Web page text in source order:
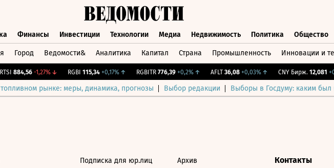
Финансы Инвестиции Технологии Медиа Недвижимость Политика Общество
Город Ведомости& Аналитика Капитал Страна Промышленность Инновации и
884,56 -1,27%↓ RGBI 115,34 +0,17%↑ RGBITR 776,39 +0,2%↑ AFLT 36,08 +0,03%↑ CNY Бирж. 12,081
рынке: меры, динамика, прогнозы Выбор редакции Выборы в Госдуму: каким был
Подписка для юр.лиц Архив Контакты